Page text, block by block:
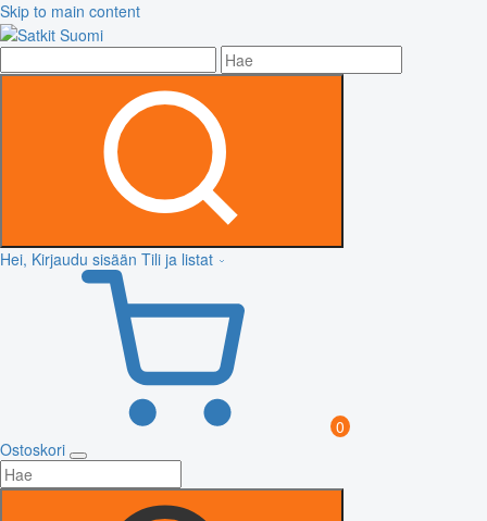
Skip to main content
Hei, Kirjaudu sisään Tili ja listat
0
Ostoskori